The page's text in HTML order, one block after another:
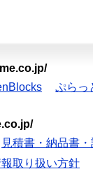
ぷらっ
見積書・納品書
取り扱い方針